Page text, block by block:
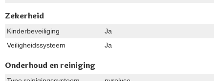
Zekerheid
Kinderbeveiliging
Ja
Veiligheidssysteem
Ja
Onderhoud en reiniging